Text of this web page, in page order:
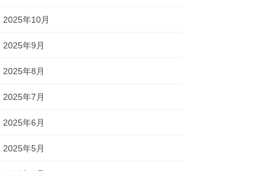
2025年10月
2025年9月
2025年8月
2025年7月
2025年6月
2025年5月